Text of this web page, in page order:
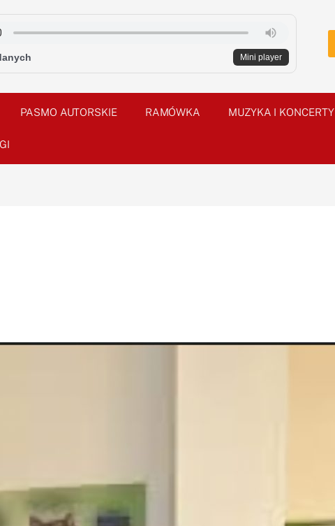
Mini player
PASMO AUTORSKIE RAMÓWKA MUZYKA I KONCERTY